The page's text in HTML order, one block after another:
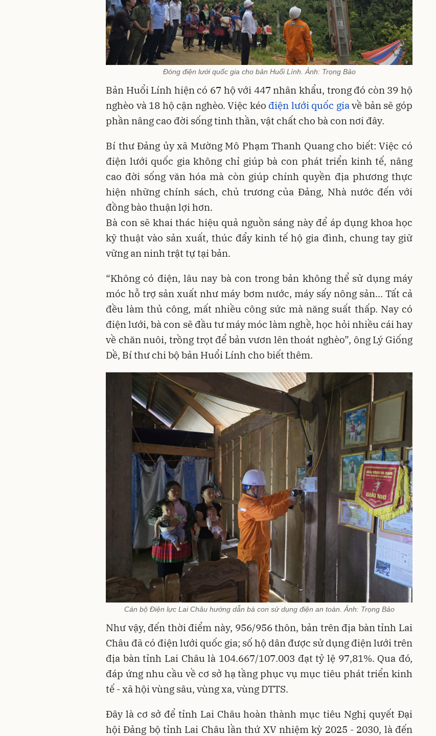
Đóng điện lưới quốc gia cho bản Huổi Lính. Ảnh: Trọng Bảo
Bản Huổi Lính hiện có 67 hộ với 447 nhân khẩu, trong đó còn 39 hộ
nghèo và 18 hộ cận nghèo. Việc kéo điện lưới quốc gia về bản sẽ góp
phần nâng cao đời sống tinh thần, vật chất cho bà con nơi đây.
Bí thư Đảng ủy xã Mường Mô Phạm Thanh Quang cho biết: Việc có
điện lưới quốc gia không chỉ giúp bà con phát triển kinh tế, nâng
cao đời sống văn hóa mà còn giúp chính quyền địa phương thực
hiện những chính sách, chủ trương của Đảng, Nhà nước đến với
đồng bào thuận lợi hơn.
Bà con sẽ khai thác hiệu quả nguồn sáng này để áp dụng khoa học
kỹ thuật vào sản xuất, thúc đẩy kinh tế hộ gia đình, chung tay giữ
vững an ninh trật tự tại bản.
“Không có điện, lâu nay bà con trong bản không thể sử dụng máy
móc hỗ trợ sản xuất như máy bơm nước, máy sấy nông sản... Tất cả
đều làm thủ công, mất nhiều công sức mà năng suất thấp. Nay có
điện lưới, bà con sẽ đầu tư máy móc làm nghề, học hỏi nhiều cái hay
về chăn nuôi, trồng trọt để bản vươn lên thoát nghèo”, ông Lý Giống
Dề, Bí thư chi bộ bản Huổi Lính cho biết thêm.
Cán bộ Điện lực Lai Châu hướng dẫn bà con sử dụng điện an toàn. Ảnh: Trọng Bảo
Như vậy, đến thời điểm này, 956/956 thôn, bản trên địa bàn tỉnh Lai
Châu đã có điện lưới quốc gia; số hộ dân được sử dụng điện lưới trên
địa bàn tỉnh Lai Châu là 104.667/107.003 đạt tỷ lệ 97,81%. Qua đó,
đáp ứng nhu cầu về cơ sở hạ tầng phục vụ mục tiêu phát triển kinh
tế - xã hội vùng sâu, vùng xa, vùng DTTS.
Đây là cơ sở để tỉnh Lai Châu hoàn thành mục tiêu Nghị quyết Đại
hội Đảng bộ tỉnh Lai Châu lần thứ XV nhiệm kỳ 2025 - 2030, là đến